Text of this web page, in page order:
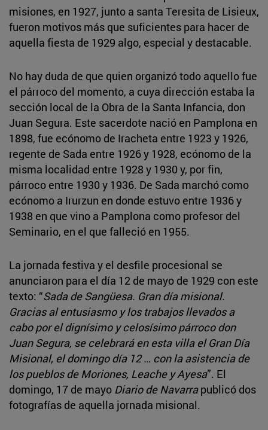
misiones, en 1927, junto a santa Teresita de Lisieux,
fueron motivos más que suficientes para hacer de
aquella fiesta de 1929 algo, especial y destacable.
No hay duda de que quien organizó todo aquello fue
el párroco del momento, a cuya dirección estaba la
sección local de la Obra de la Santa Infancia, don
Juan Segura. Este sacerdote nació en Pamplona en
1898, fue ecónomo de Iracheta entre 1923 y 1926,
regente de Sada entre 1926 y 1928, ecónomo de la
misma localidad entre 1928 y 1930 y, por fin,
párroco entre 1930 y 1936. De Sada marchó como
ecónomo a Irurzun en donde estuvo entre 1936 y
1938 en que vino a Pamplona como profesor del
Seminario, en el que falleció en 1955.
La jornada festiva y el desfile procesional se
anunciaron para el día 12 de mayo de 1929 con este
texto: “Sada de Sangüesa. Gran día misional.
Gracias al entusiasmo y los trabajos llevados a
cabo por el dignísimo y celosísimo párroco don
Juan Segura, se celebrará en esta villa el Gran Día
Misional, el domingo día 12 … con la asistencia de
los pueblos de Moriones, Leache y Ayesa”. El
domingo, 17 de mayo Diario de Navarrapublicó dos
fotografías de aquella jornada misional.